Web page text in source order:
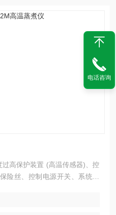
高保护装置 (高温传感器)、控
险丝、控制电源开关、系统异
烧毁检测电路 (限 M 型)、排气
电话咨询